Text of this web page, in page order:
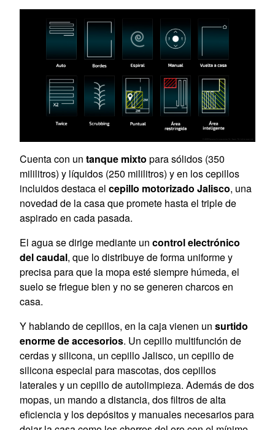
Cuenta con un tanque mixto para sólidos (350
mililitros) y líquidos (250 mililitros) y en los cepillos
incluidos destaca el cepillo motorizado Jalisco, una
novedad de la casa que promete hasta el triple de
aspirado en cada pasada.
El agua se dirige mediante un control electrónico
del caudal, que lo distribuye de forma uniforme y
precisa para que la mopa esté siempre húmeda, el
suelo se friegue bien y no se generen charcos en
casa.
Y hablando de cepillos, en la caja vienen un surtido
enorme de accesorios. Un cepillo multifunción de
cerdas y silicona, un cepillo Jalisco, un cepillo de
silicona especial para mascotas, dos cepillos
laterales y un cepillo de autolimpieza. Además de dos
mopas, un mando a distancia, dos filtros de alta
eficiencia y los depósitos y manuales necesarios para